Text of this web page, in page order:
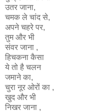
उतर जाना,
चमक ले चांद से,
अपने चहरे पर,
तुम और भी
संवर जाना ,
हिचकना कैसा
ये तो है चलन
जमाने का,
चुरा नूर ओरों का ,
खुद और भी
निखर जाना ,